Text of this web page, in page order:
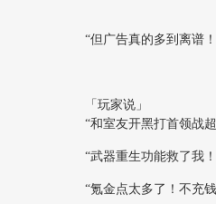
“但广告真的多到离谱
「玩家说」
“和室友开黑打首领战
“武器重生功能救了我
“氪金点太多了！不充